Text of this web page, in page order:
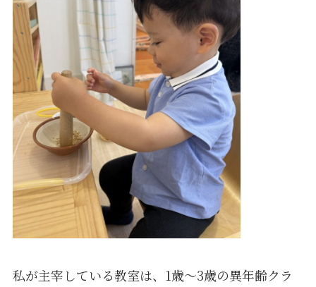
私が主宰している教室は、1歳〜3歳の異年齢クラ